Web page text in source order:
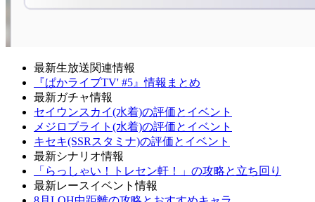
最新生放送関連情報
『ぱかライブTV' #5』情報まとめ
最新ガチャ情報
セイウンスカイ(水着)の評価とイベント
メジロブライト(水着)の評価とイベント
キセキ(SSRスタミナ)の評価とイベント
最新シナリオ情報
「らっしゃい！トレセン軒！」の攻略と立ち回り
最新レースイベント情報